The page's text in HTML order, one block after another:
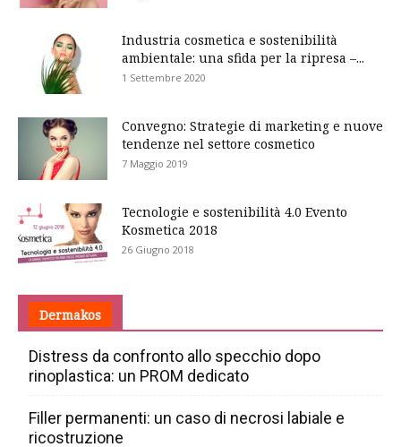
Industria cosmetica e sostenibilità
ambientale: una sfida per la ripresa –...
1 Settembre 2020
Convegno: Strategie di marketing e nuove
tendenze nel settore cosmetico
7 Maggio 2019
Tecnologie e sostenibilità 4.0 Evento
Kosmetica 2018
26 Giugno 2018
Dermakos
Distress da confronto allo specchio dopo
rinoplastica: un PROM dedicato
Filler permanenti: un caso di necrosi labiale e
ricostruzione